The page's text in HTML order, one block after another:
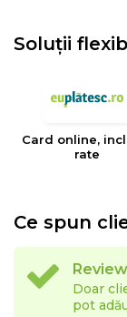
Soluții
Card online,
rate
Ce spun
Doar
pot